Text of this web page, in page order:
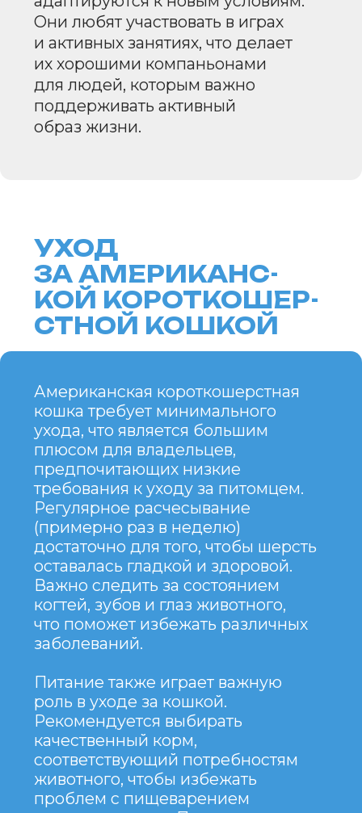
АМЕРИКАНСКАЯ
КОРОТКОШЕРСТ-
НАЯ КОШКА —
это порода, которая сочетает в себе
физическую привлекательность,
ум и дружелюбие.
Она идеально подходит для семей,
ценящих активных, но в то же время
спокойных домашних животных. Благодаря
своей выносливости
становятся отличными питомцами
для людей с разным образом жизни.
Несмотря на свою независимость,
они обладают привязанностью
к хозяевам, что делает
их замечательными спутниками.
Важно помнить о регулярном
уходе за их шерстью и здоровье,
чтобы питомец оставался активным
и здоровым на протяжении